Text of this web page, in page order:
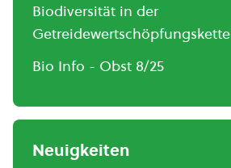
Biodiversität in der
Getreidewertschöpfungskette
Bio Info - Obst 8/25
Neuigkeiten